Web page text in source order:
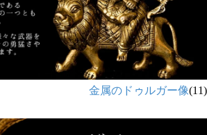
金属のドゥルガー像(11)